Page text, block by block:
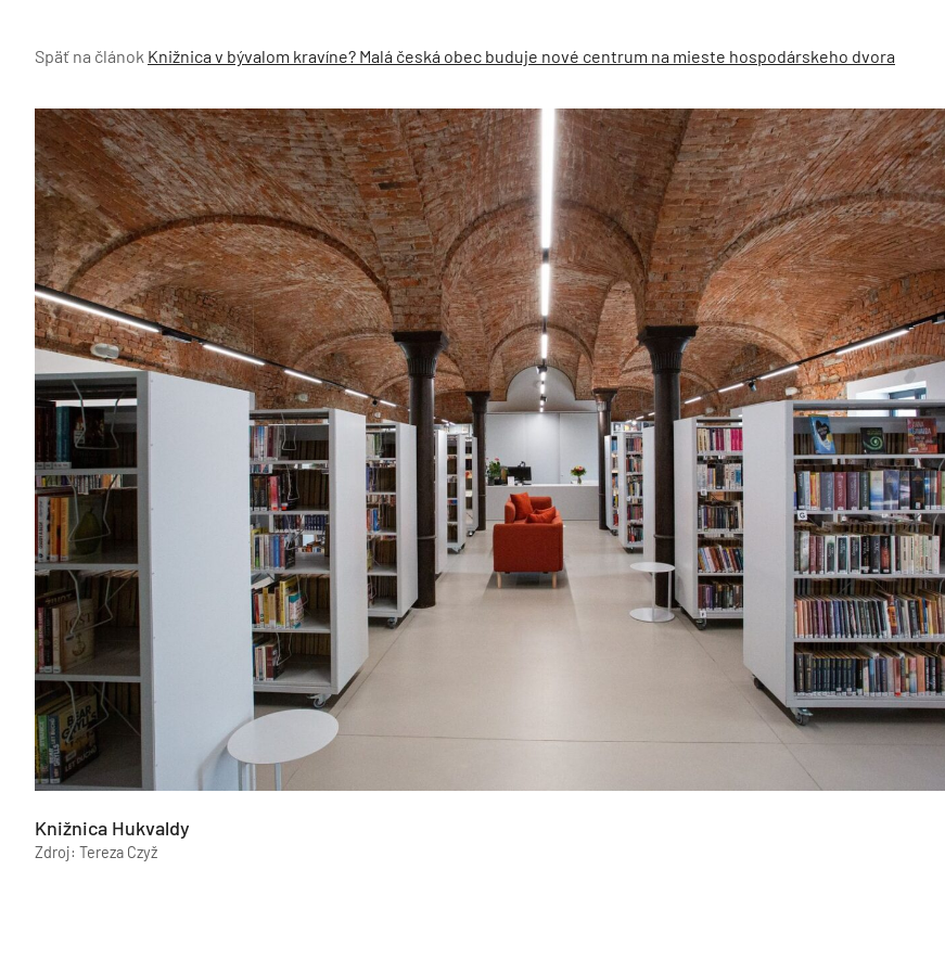
Späť na článok Knižnica v bývalom kravíne? Malá česká obec buduje nové centrum na mieste hospodárskeho dvora
Knižnica Hukvaldy
Zdroj: Tereza Czyž